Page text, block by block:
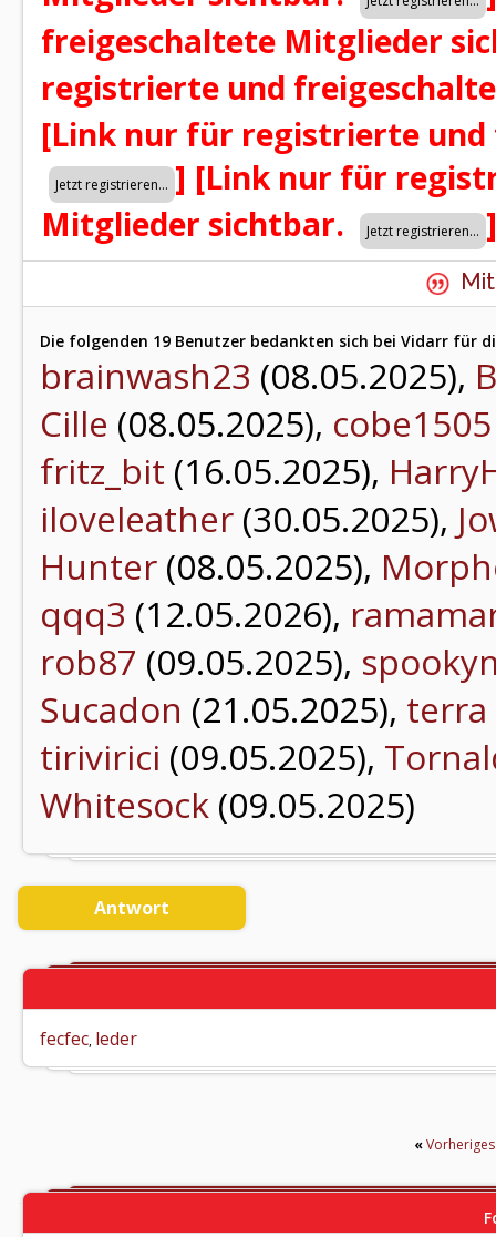
freigeschaltete Mitglieder
registrierte und
[Link nur für registrierte
] [Link nur für
Mitglieder sichtbar.
]
Die folgenden 19 Benutzer bedankten sich bei Vidarr für
brainwash23 (08.05.2025),
Cille (08.05.2025), cobe1505
fritz_bit (16.05.2025),
iloveleather (30.05.2025),
Hunter (08.05.2025),
qqq3 (12.05.2026),
rob87 (09.05.2025),
Sucadon (21.05.2025), terra
tirivirici (09.05.2025),
Whitesock (09.05.2025)
Antwort
fecfec, leder
«